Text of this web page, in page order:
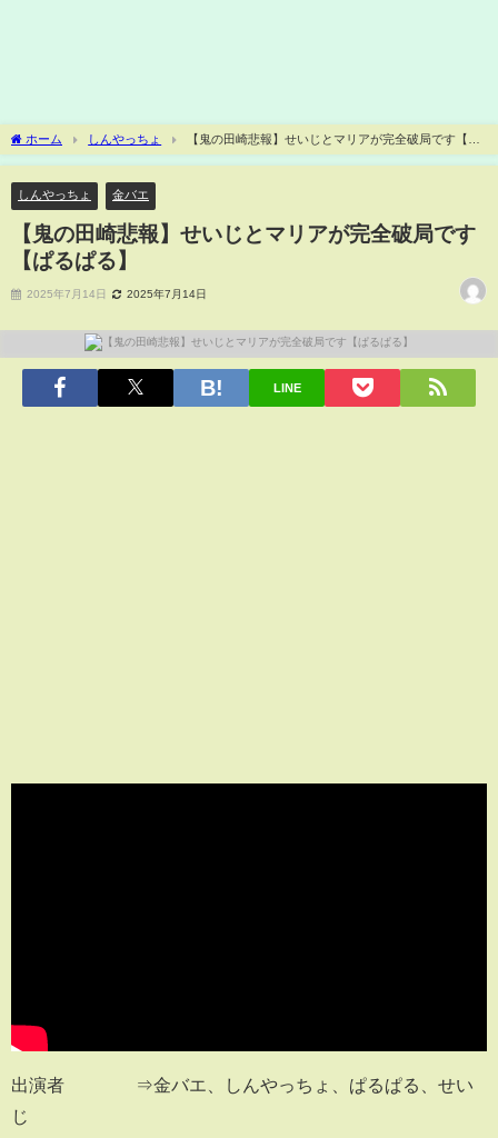
ホーム しんやっちょ
【鬼の田崎悲報】せいじとマリアが完全破局です【ぱ
るぱる】
しんやっちょ 金バエ
【鬼の田崎悲報】せいじとマリアが完全破局です
【ぱるぱる】
2025年7月14日 2025年7月14日
LINE
出演者 ⇒金バエ、しんやっちょ、ぱるぱる、せい
じ